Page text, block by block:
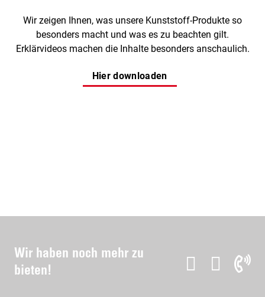
Wir zeigen Ihnen, was unsere Kunststoff-Produkte so
besonders macht und was es zu beachten gilt.
Erklärvideos machen die Inhalte besonders anschaulich.
Hier downloaden
Wir haben noch mehr zu
bieten!